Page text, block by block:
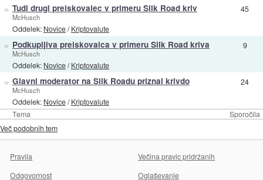
Tema Sporočila
» Tudi drugi preiskovalec v primeru Silk Road kriv
McHusch
Oddelek: Novice/Kriptovalute
45
» Podkupljiva preiskovalca v primeru Silk Road kriva
McHusch
Oddelek: Novice/Kriptovalute
9
» Glavni moderator na Silk Roadu priznal krivdo
McHusch
Oddelek: Novice/Kriptovalute
24
Več podobnih tem
Pravila
Večina pravic pridržanih
Odgovornost
Oglaševanje